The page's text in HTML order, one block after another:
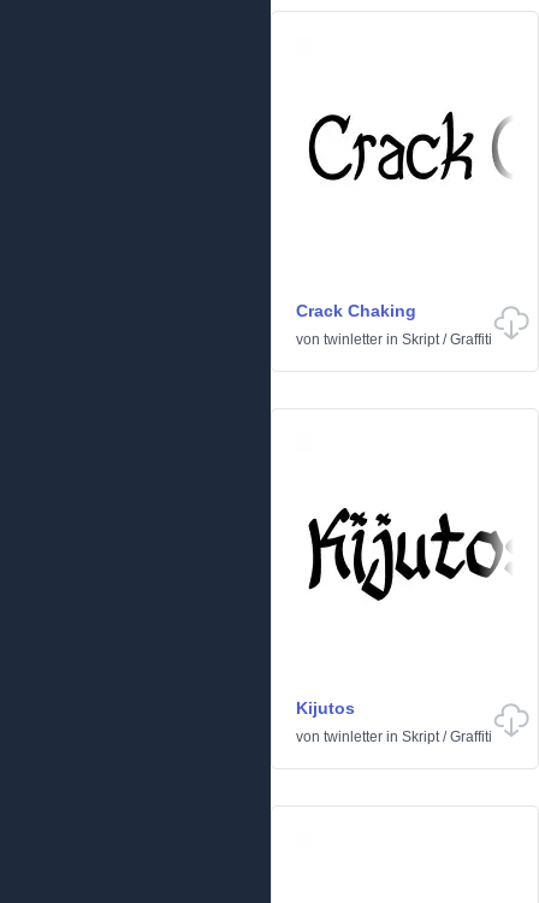
Crack Chaking
von twinletter in Skript/Graffiti
Kijutos
von twinletter in Skript/Graffiti